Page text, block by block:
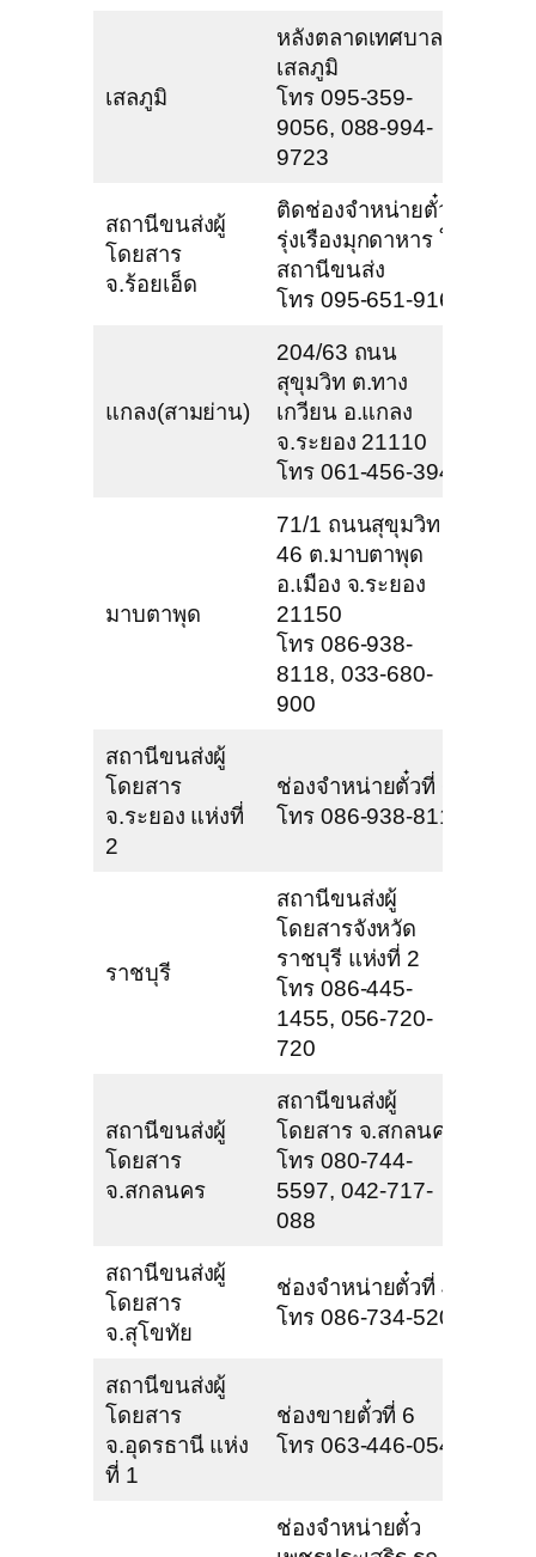
เสลภูมิ
หลังตลาดเทศบาล
เสลภูมิ
โทร 095-359-
9056, 088-994-
9723
สถานีขนส่งผู้
โดยสาร
จ.ร้อยเอ็ด
ติดช่องจำหน่ายตั๋ว
รุ่งเรืองมุกดาหาร ใน
สถานีขนส่ง
โทร 095-651-9169
แกลง(สามย่าน)
204/63 ถนน
สุขุมวิท ต.ทาง
เกวียน อ.แกลง
จ.ระยอง 21110
โทร 061-456-3945
มาบตาพุด
71/1 ถนนสุขุมวิท
46 ต.มาบตาพุด
อ.เมือง จ.ระยอง
21150
โทร 086-938-
8118, 033-680-
900
สถานีขนส่งผู้
โดยสาร
จ.ระยอง แห่งที่
2
ช่องจำหน่ายตั๋วที่ 6
โทร 086-938-8118
ราชบุรี
สถานีขนส่งผู้
โดยสารจังหวัด
ราชบุรี แห่งที่ 2
โทร 086-445-
1455, 056-720-
720
สถานีขนส่งผู้
โดยสาร
จ.สกลนคร
สถานีขนส่งผู้
โดยสาร จ.สกลนคร
โทร 080-744-
5597, 042-717-
088
สถานีขนส่งผู้
โดยสาร
จ.สุโขทัย
ช่องจำหน่ายตั๋วที่ 4
โทร 086-734-5200
สถานีขนส่งผู้
โดยสาร
จ.อุดรธานี แห่ง
ที่ 1
ช่องขายตั๋วที่ 6
โทร 063-446-0548
ช่องจำหน่ายตั๋ว